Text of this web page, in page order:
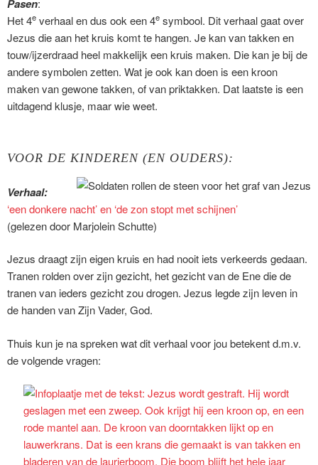
Pasen
Het 4e verhaal en dus ook een 4e symbool. Dit verhaal gaat over
Jezus die aan het kruis komt te hangen. Je kan van takken en
touw/ijzerdraad heel makkelijk een kruis maken. Die kan je bij de
andere symbolen zetten. Wat je ook kan doen is een kroon
maken van gewone takken, of van priktakken. Dat laatste is een
uitdagend klusje, maar wie weet.
VOOR DE KINDEREN (EN OUDERS):
Verhaal:
‘een donkere nacht’ en ‘de zon stopt met schijnen’
(gelezen door Marjolein Schutte)
Jezus draagt zijn eigen kruis en had nooit iets verkeerds gedaan.
Tranen rolden over zijn gezicht, het gezicht van de Ene die de
tranen van ieders gezicht zou drogen. Jezus legde zijn leven in
de handen van Zijn Vader, God.
Thuis kun je na spreken wat dit verhaal voor jou betekent d.m.v.
de volgende vragen: